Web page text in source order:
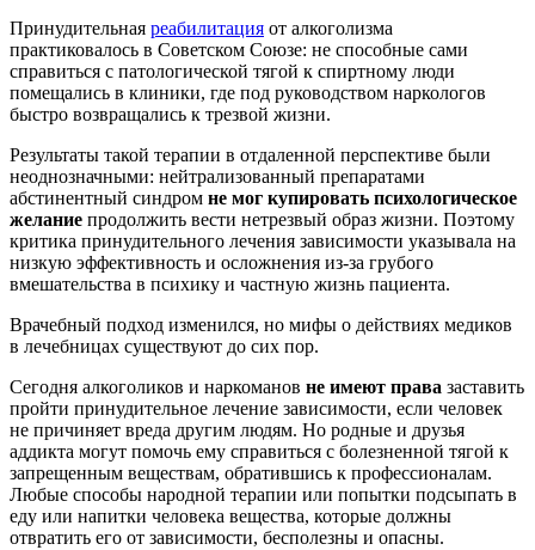
Принудительная реабилитация от алкоголизма
практиковалось в Советском Союзе: не способные сами
справиться с патологической тягой к спиртному люди
помещались в клиники, где под руководством наркологов
быстро возвращались к трезвой жизни.
Результаты такой терапии в отдаленной перспективе были
неоднозначными: нейтрализованный препаратами
абстинентный синдром не мог купировать психологическое
желание продолжить вести нетрезвый образ жизни. Поэтому
критика принудительного лечения зависимости указывала на
низкую эффективность и осложнения из-за грубого
вмешательства в психику и частную жизнь пациента.
Врачебный подход изменился, но мифы о действиях медиков
в лечебницах существуют до сих пор.
Сегодня алкоголиков и наркоманов не имеют права заставить
пройти принудительное лечение зависимости, если человек
не причиняет вреда другим людям. Но родные и друзья
аддикта могут помочь ему справиться с болезненной тягой к
запрещенным веществам, обратившись к профессионалам.
Любые способы народной терапии или попытки подсыпать в
еду или напитки человека вещества, которые должны
отвратить его от зависимости, бесполезны и опасны.